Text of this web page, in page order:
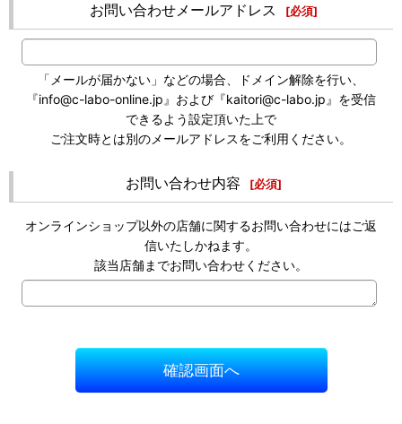
お問い合わせメールアドレス [必須]
「メールが届かない」などの場合、ドメイン解除を行い、
『info@c-labo-online.jp』および『kaitori@c-labo.jp』を受信
できるよう設定頂いた上で
ご注文時とは別のメールアドレスをご利用ください。
お問い合わせ内容 [必須]
オンラインショップ以外の店舗に関するお問い合わせにはご返
信いたしかねます。
該当店舗までお問い合わせください。
確認画面へ